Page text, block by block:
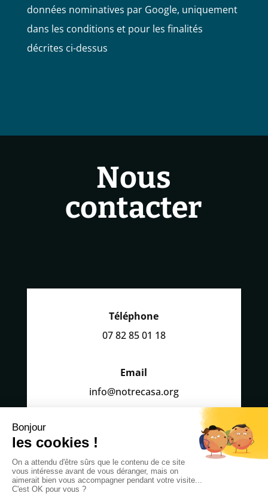
données nominatives par Google, uniquement
dans les conditions et pour les finalités
décrites ci-dessus
Nous
contacter
Téléphone
07 82 85 01 18
Email
info@notrecasa.org
CLICK HERE